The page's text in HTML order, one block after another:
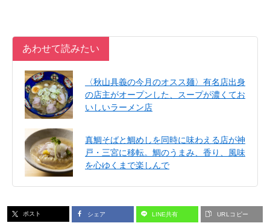
あわせて読みたい
〈秋山具義の今月のオスス麺〉有名店出身
の店主がオープンした、スープが濃くてお
いしいラーメン店
真鯛そばと鯛めしを同時に味わえる店が神
戸・三宮に移転。鯛のうまみ、香り、風味
を心ゆくまで楽しんで
ポスト シェア LINE共有 URLコピー